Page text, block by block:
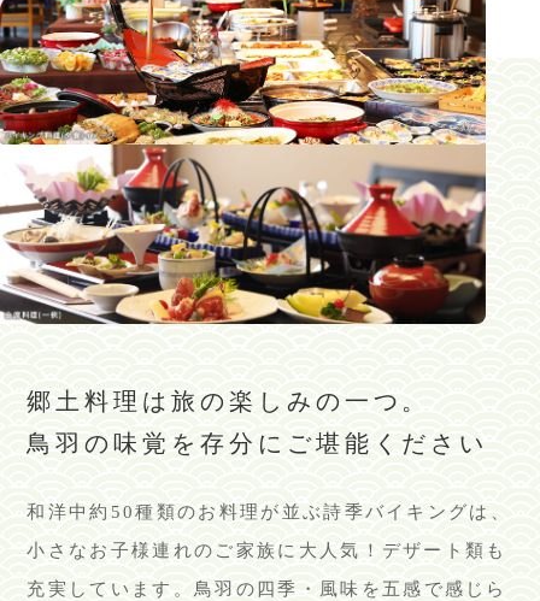
郷土料理は旅の楽しみの一つ。
鳥羽の味覚を存分にご堪能ください
和洋中約50種類のお料理が並ぶ詩季バイキングは、
小さなお子様連れのご家族に大人気！デザート類も
充実しています。 鳥羽の四季・風味を五感で感じら